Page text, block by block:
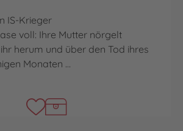
IS-Krieger
voll: Ihre Mutter nörgelt
herum und über den Tod ihres
Monaten …